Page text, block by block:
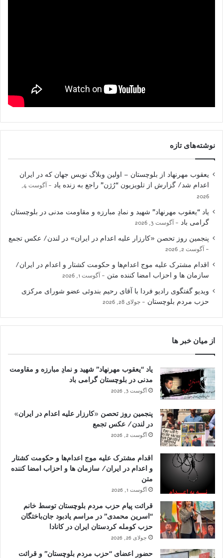
نوشته‌های تازه
یعقوب مهرنهاد از بلوچستان – اولین وبلاگ نویس جهان که در ایران
اعدام شد/ گزارش از تلویزیون “رُژن” راجع به زنده یاد
آگوست 4,
2026
یاد “یعقوب مهرنهاد” شهید و نمادِ مبارزه و مقاومت مدنی در بلوچستان
گرامی باد
آگوست 3, 2026
پنجمین روز تحصن «کارزار علیه اعدام در ایران» در لندن/ عکس تجمع
آگوست 2, 2026
اقدام مشترک علیه موج اعدام‌ها و حکومت کشتار و اعدام در ایران/
سازمان ها و احزاب امضا کننده متن
آگوست 1, 2026
ویدیو گفتگوی رادیو فردا با آقای رحیم بندوئی عضو شورای مرکزی
حزب مردم بلوچستان
جولای 28, 2026
از میان خبر ها
یاد “یعقوب مهرنهاد” شهید و نمادِ مبارزه و مقاومت
مدنی در بلوچستان گرامی باد
آگوست 3, 2026
پنجمین روز تحصن «کارزار علیه اعدام در ایران»
در لندن/ عکس تجمع
آگوست 2, 2026
اقدام مشترک علیه موج اعدام‌ها و حکومت کشتار
و اعدام در ایران/ سازمان ها و احزاب امضا کننده
متن
آگوست 1, 2026
قرائت پیام حزب مردم بلوچستان توسط خانم
“اسرین محمدی” در مراسم یادبود جان‌باختگان
حزب کومله کردستان ایران در کانادا
جولای 26, 2026
حضور اعضای “حزب مردم بلوچستان” و قرائت